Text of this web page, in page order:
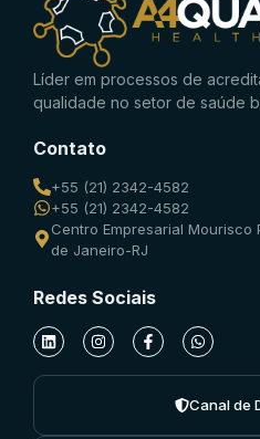
Líder em processos de
qualidade no setor de saúde
Contato
+55 (21) 2342-4582
+55 (21) 2342-4582
Centro Empresarial Mourisco
de Janeiro-RJ
Redes Sociais
Canal de